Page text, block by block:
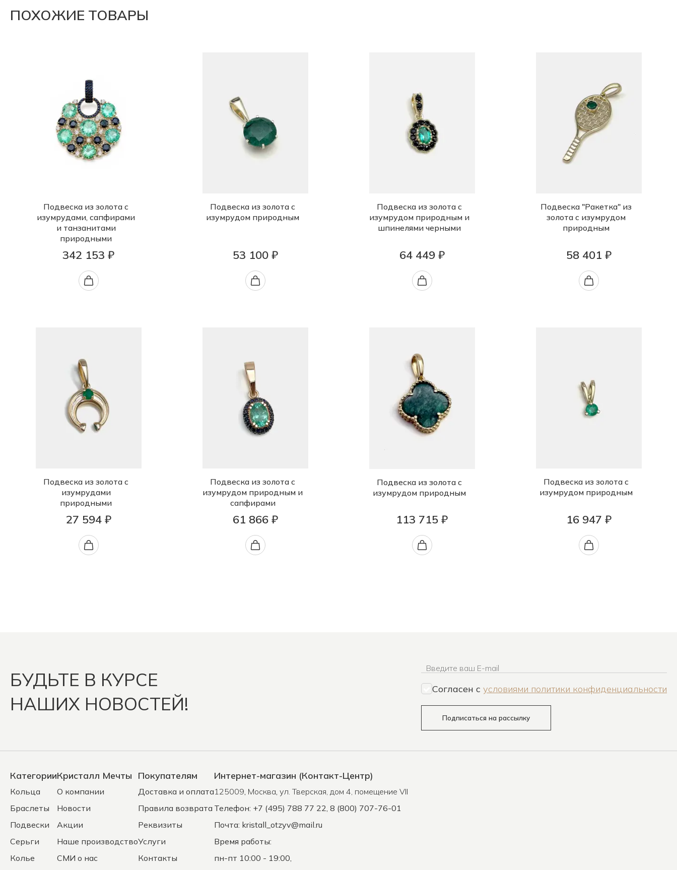
ПОХОЖИЕ ТОВАРЫ
Подвеска из золота с
изумрудами, сапфирами
и танзанитами
природными
342 153 ₽
Подвеска из золота с
изумрудом природным
53 100 ₽
Подвеска из золота с
изумрудом природным и
шпинелями черными
64 449 ₽
Подвеска "Ракетка" из
золота с изумрудом
природным
58 401 ₽
Подвеска из золота с
изумрудами
природными
27 594 ₽
Подвеска из золота с
изумрудом природным и
сапфирами
61 866 ₽
Подвеска из золота с
изумрудом природным
113 715 ₽
Подвеска из золота с
изумрудом природным
16 947 ₽
БУДЬТЕ В КУРСЕ
НАШИХ НОВОСТЕЙ!
Введите ваш E-mail
Согласен c условиями политики конфиденциальности
Подписаться на рассылку
Категории
Кольца
Браслеты
Подвески
Серьги
Колье
Кристалл Мечты
О компании
Новости
Акции
Наше производство
СМИ о нас
Покупателям
Доставка и оплата
Правила возврата
Реквизиты
Услуги
Контакты
Интернет-магазин (Контакт-Центр)
125009, Москва, ул. Тверская, дом 4, помещение VII
Телефон: +7 (495) 788 77 22, 8 (800) 707-76-01
Почта: kristall_otzyv@mail.ru
Время работы:
пн-пт 10:00 - 19:00,